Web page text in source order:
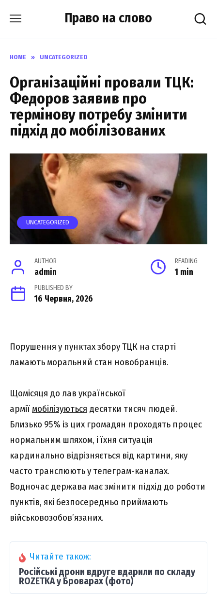
Право на слово
HOME » UNCATEGORIZED
Організаційні провали ТЦК:
Федоров заявив про
термінову потребу змінити
підхід до мобілізованих
UNCATEGORIZED
AUTHOR
admin
READING
1 min
PUBLISHED BY
16 Червня, 2026
Порушення у пунктах збору ТЦК на старті
ламають моральний стан новобранців.
Щомісяця до лав української
армії мобілізуються десятки тисяч людей.
Близько 95% із цих громадян проходять процес
нормальним шляхом, і їхня ситуація
кардинально відрізняється від картини, яку
часто транслюють у телеграм-каналах.
Водночас держава має змінити підхід до роботи
пунктів, які безпосередньо приймають
військовозобов’язаних.
Читайте також:
Російські дрони вдруге вдарили по складу
ROZETKA у Броварах (фото)